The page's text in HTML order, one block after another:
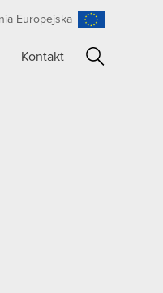
Europejska
Kontakt